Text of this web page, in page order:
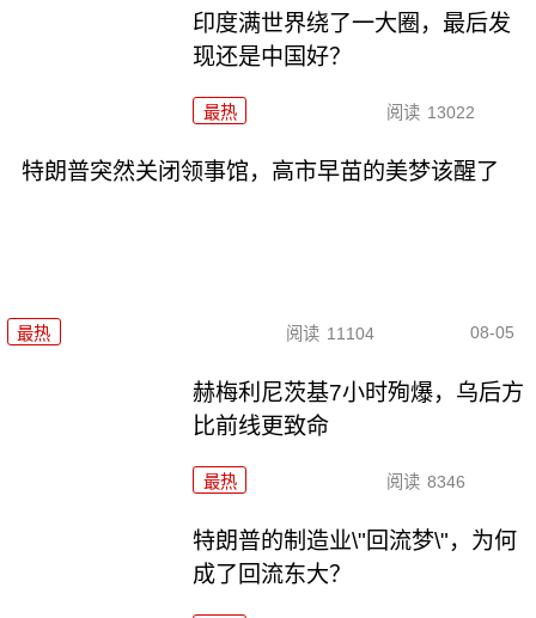
印度满世界绕了一大圈，最后发
现还是中国好？
最热 阅读 13022
特朗普突然关闭领事馆，高市早苗的美梦该醒了
最热 阅读 11104 08-05
赫梅利尼茨基7小时殉爆，乌后方
比前线更致命
最热 阅读 8346
特朗普的制造业\"回流梦\"，为何
成了回流东大？